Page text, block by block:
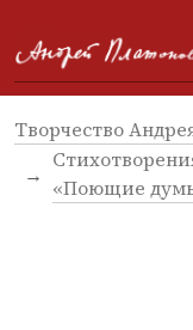
Творчество
«Поющие